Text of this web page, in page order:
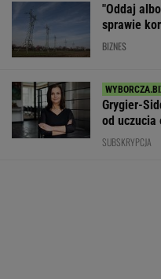
"Oddaj
sprawie
BIZNES
Grygier-
od uczucia
SUBSKRYPCJA